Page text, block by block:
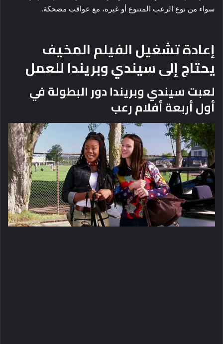
سواء من نوع الرعب المتنوع أو غيره، مع عواقب مضحكة.
إعادة تشغيل الفيلم المخيف
يحتاج إلى سيندي وبريندا للعمل
لعبت سيندي وبريندا دور البطولة في
أول أربعة أفلام رعب